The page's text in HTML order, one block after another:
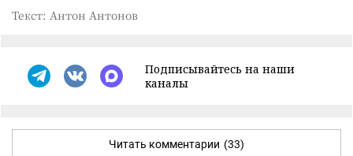
Текст: Антон Антонов
Подписывайтесь на наши
каналы
Читать комментарии (33)